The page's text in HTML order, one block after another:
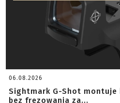
06.08.2026
Sightmark G-Shot
bez frezowania za...